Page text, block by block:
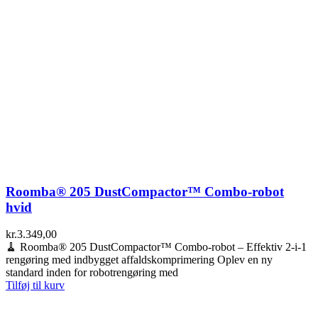
Roomba® 205 DustCompactor™ Combo-robot
hvid
kr.3.349,00
🧹 Roomba® 205 DustCompactor™ Combo-robot – Effektiv 2-i-1
rengøring med indbygget affaldskomprimering Oplev en ny
standard inden for robotrengøring med
Tilføj til kurv